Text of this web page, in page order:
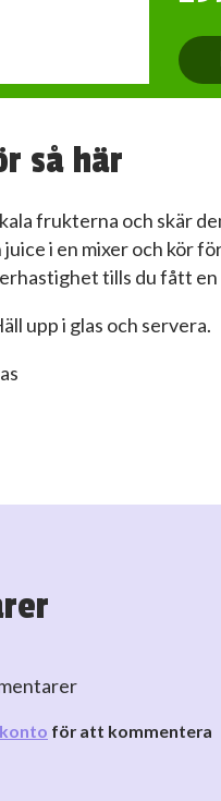
så här
frukterna och skär
juice i en mixer och kör
tills du fått
upp i glas och servera.
för att kommentera